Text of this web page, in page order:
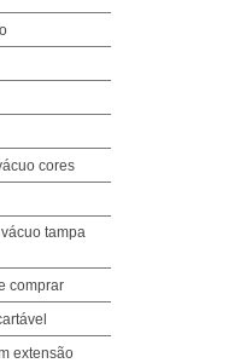
cores
tampa
comprar
extensão